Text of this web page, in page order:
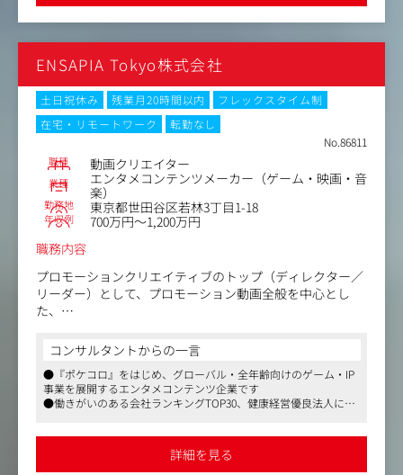
・ライセンシー企業との折衝、契約調整、監修業務
・ポップアップストア、展示会、ファンイベント等の企
画・運営
・EC販売施策およびプロモーション施策の企画立案・実行
・売上管理、収支管理、各種レポーティング
・新規事業パートナーの開拓およびアライアンス推進
ENSAPIA Tokyo株式会社
土日祝休み 残業月20時間以内
フレックスタイム制
在宅・リモートワーク
転勤なし
No.86811
職種 動画クリエイター
業種
エンタメコンテンツメーカー（ゲーム・映画・音
楽）
勤務地 東京都世田谷区若林3丁目1-18
年収例
700万円～1,200万円
職務内容
プロモーションクリエイティブのトップ（ディレクター／
リーダー）として、プロモーション動画全般を中心とし
た、
コミットしたクリエイティブ統括、およびチームのクオリ
ティ管理をお任せいたします。
〈具体的な業務内容〉
●プロモーションクリエイティブ全般（動画・グラフィッ
新規獲得・復帰・イベント告知等におけるプロモーション
動画（PV、縦型SNS動画、運用型広告等）およびグラフィ
コンサルタントからの一言
●『ポケコロ』をはじめ、グローバル・全年齢向けのゲーム・IP
事業を展開するエンタメコンテンツ企業です
●働きがいのある会社ランキングTOP30、健康経営優良法人に認
か、フレックス制、リモートワークも併用した働きやすい環境が
詳細を見る